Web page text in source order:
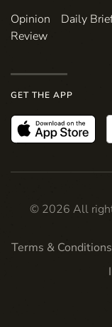
Opinion Daily
Review
GET THE APP
© 2026 All
Terms & Conditions